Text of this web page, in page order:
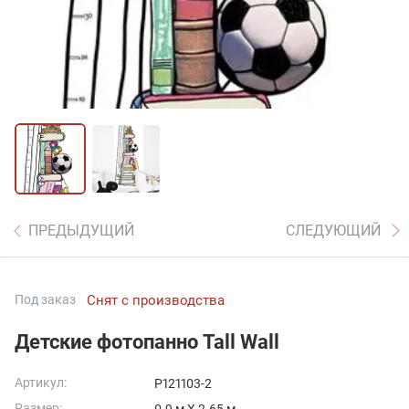
ПРЕДЫДУЩИЙ СЛЕДУЮЩИЙ
Под заказ Снят с производства
Детские фотопанно Tall Wall
Артикул:
P121103-2